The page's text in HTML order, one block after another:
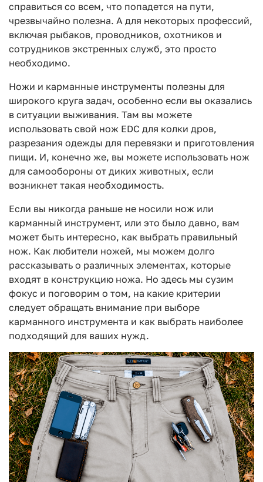
справиться со всем, что попадется на пути,
чрезвычайно полезна. А для некоторых профессий,
включая рыбаков, проводников, охотников и
сотрудников экстренных служб, это просто
необходимо.
Ножи и карманные инструменты полезны для
широкого круга задач, особенно если вы оказались
в ситуации выживания. Там вы можете
использовать свой нож EDC для колки дров,
разрезания одежды для перевязки и приготовления
пищи. И, конечно же, вы можете использовать нож
для самообороны от диких животных, если
возникнет такая необходимость.
Если вы никогда раньше не носили нож или
карманный инструмент, или это было давно, вам
может быть интересно, как выбрать правильный
нож. Как любители ножей, мы можем долго
рассказывать о различных элементах, которые
входят в конструкцию ножа. Но здесь мы сузим
фокус и поговорим о том, на какие критерии
следует обращать внимание при выборе
карманного инструмента и как выбрать наиболее
подходящий для ваших нужд.